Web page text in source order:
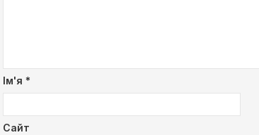
Ім'я *
Сайт